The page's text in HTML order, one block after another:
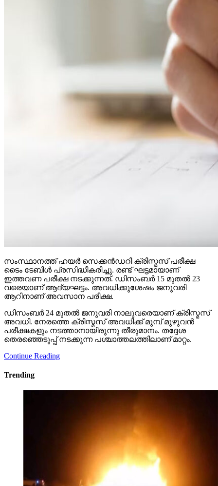
സംസ്ഥാനത്ത് ഹയര്‍ സെക്കന്‍ഡറി ക്രിസ്മസ് പരീക്ഷ
ടൈം ടേബിള്‍ പ്രസിദ്ധീകരിച്ചു. രണ്ട് ഘട്ടമായാണ്
ഇത്തവണ പരീക്ഷ നടക്കുന്നത്. ഡിസംബര്‍ 15 മുതല്‍ 23
വരെയാണ് ആദ്യഘട്ടം. അവധിക്കുശേഷം ജനുവരി
ആറിനാണ് അവസാന പരീക്ഷ.
ഡിസംബര്‍ 24 മുതല്‍ ജനുവരി നാലുവരെയാണ് ക്രിസ്മസ്
അവധി. നേരത്തെ ക്രിസ്മസ് അവധിക്ക് മുമ്പ് മുഴുവന്‍
പരീക്ഷകളും നടത്താനായിരുന്നു തീരുമാനം. തദ്ദേശ
തെരഞ്ഞെടുപ്പ് നടക്കുന്ന പശ്ചാത്തലത്തിലാണ് മാറ്റം.
Continue Reading
Trending